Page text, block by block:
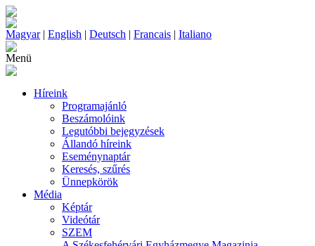
Magyar| English | Deutsch | Francais | Italiano
Menü
Híreink
Programajánló
Beszámolóink
Legutóbbi bejegyzések
Állandó híreink
Eseménynaptár
Keresés, szűrés
Ünnepkörök
Média
Képtár
Videótár
SZEM